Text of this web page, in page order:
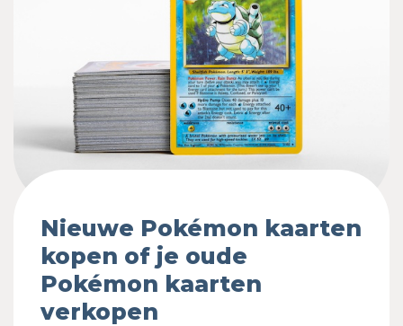
Nieuwe Pokémon kaarten
kopen of je oude
Pokémon kaarten
verkopen